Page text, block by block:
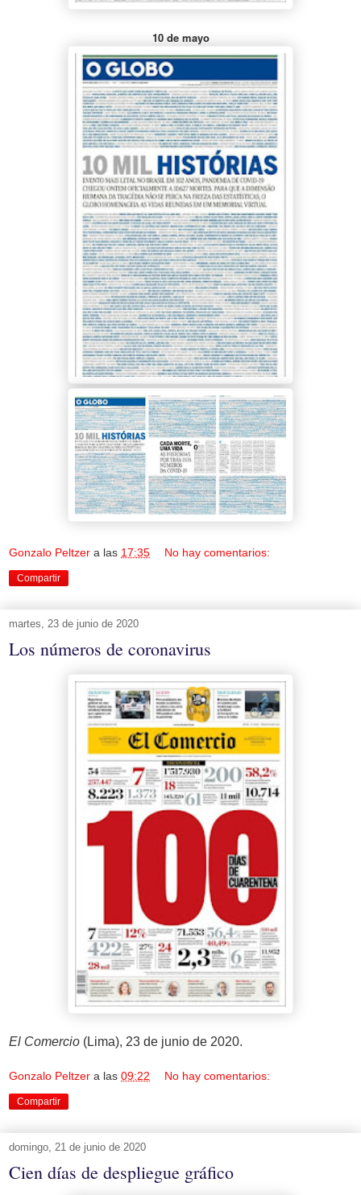
10 de mayo
Gonzalo Peltzer a las 17:35 No hay comentarios:
Compartir
martes, 23 de junio de 2020
Los números de coronavirus
El Comercio (Lima), 23 de junio de 2020.
Gonzalo Peltzer a las 09:22 No hay comentarios:
Compartir
domingo, 21 de junio de 2020
Cien días de despliegue gráfico